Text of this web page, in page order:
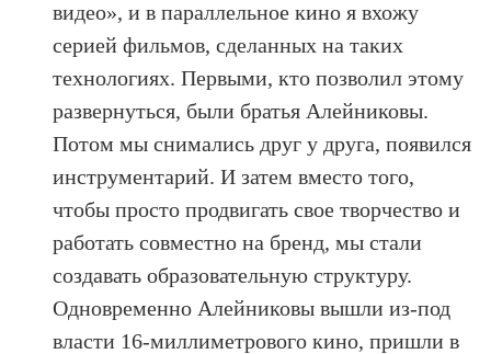
видео», и в параллельное кино я вхожу
серией фильмов, сделанных на таких
технологиях. Первыми, кто позволил этому
развернуться, были братья Алейниковы.
Потом мы снимались друг у друга, появился
инструментарий. И затем вместо того,
чтобы просто продвигать свое творчество и
работать совместно на бренд, мы стали
создавать образовательную структуру.
Одновременно Алейниковы вышли из-под
власти 16-миллиметрового кино, пришли в